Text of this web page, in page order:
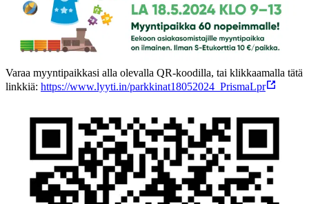
Varaa myyntipaikkasi alla olevalla QR-koodilla, tai klikkaamalla tätä
linkkiä: https://www.lyyti.in/parkkinat18052024_PrismaLpr